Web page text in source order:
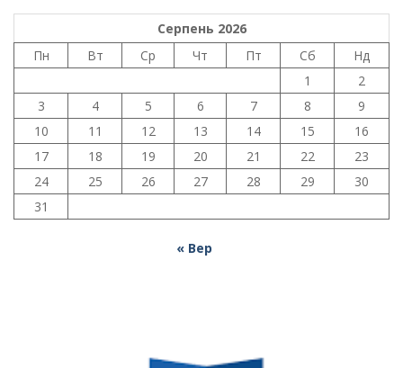
Серпень 2026
Пн
Вт Ср Чт Пт Сб
Нд
1
2
3
4 5 6 7 8
9
10
11 12 13 14 15
16
17
18 19 20 21 22
23
24
25 26 27 28 29
30
31
« Вер